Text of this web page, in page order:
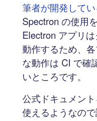
筆者が開発して
Spectron の使用
Electron アプリ
動作するため、
な動作は CI で確
いところです。
公式ドキュメン
使えるようなので